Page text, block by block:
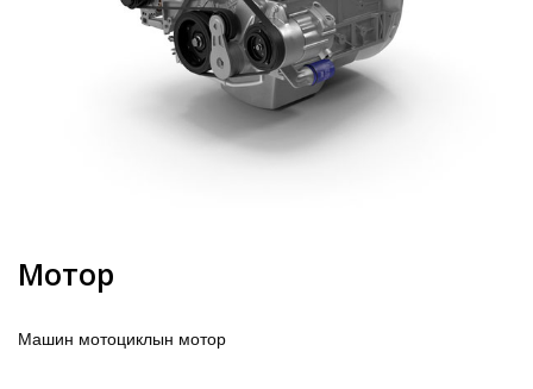
Мотор
Машин мотоциклын мотор